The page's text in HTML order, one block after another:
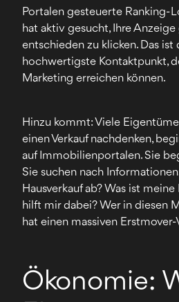
Portalen gesteuerte Ranking-
hat aktiv gesucht, Ihre
entschieden zu klicken. Das
hochwertigste Kontaktpunkt,
Marketing erreichen können.
Hinzu kommt: Viele
einen Verkauf nachdenken,
auf Immobilienportalen. Sie
Sie suchen nach
Hausverkauf ab? Was ist
hilft mir dabei? Wer in diesen
hat einen massiven Erstmover-
Ökonomie: